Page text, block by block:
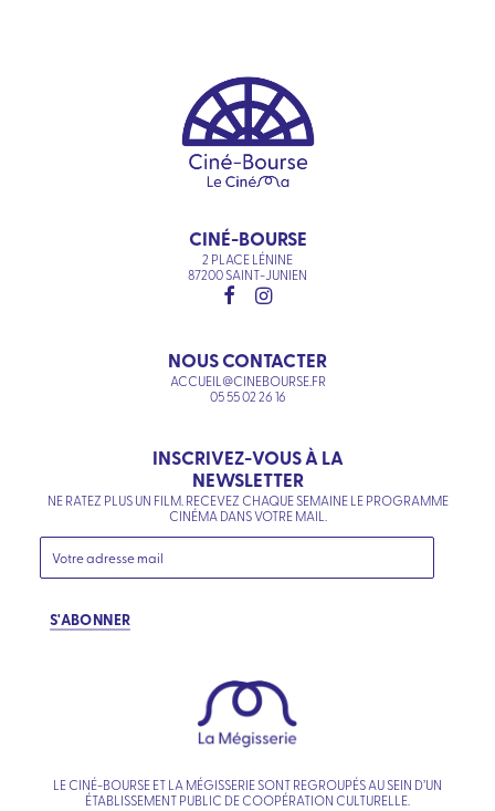
CINÉ-BOURSE
2 PLACE LÉNINE
87200 SAINT-JUNIEN
NOUS CONTACTER
ACCUEIL@CINEBOURSE.FR
05 55 02 26 16
INSCRIVEZ-VOUS À LA
NEWSLETTER
NE RATEZ PLUS UN FILM. RECEVEZ CHAQUE SEMAINE LE PROGRAMME
CINÉMA DANS VOTRE MAIL.
S'ABONNER
LE CINÉ-BOURSE ET LA MÉGISSERIE SONT REGROUPÉS AU SEIN D’UN
ÉTABLISSEMENT PUBLIC DE COOPÉRATION CULTURELLE.